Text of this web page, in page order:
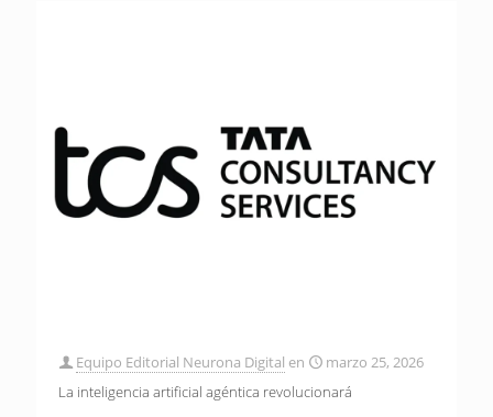
Equipo Editorial Neurona Digital en
marzo 25, 2026
La inteligencia artificial agéntica revolucionará